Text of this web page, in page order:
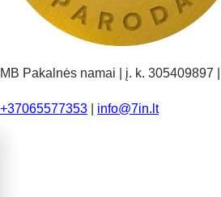
MB Pakalnės namai | į. k. 305409897
+37065577353 info@7in.lt